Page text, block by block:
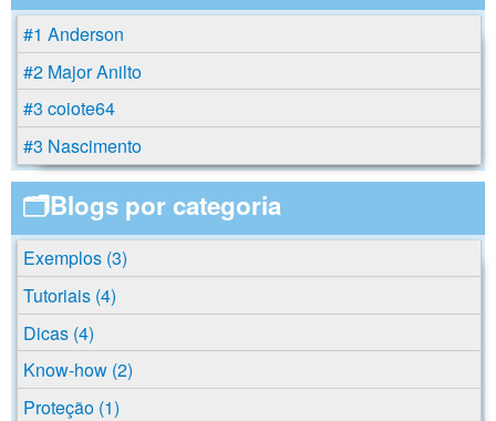
#1 Anderson
#2 Major Anilto
#3 coiote64
#3 Nascimento
🗂️Blogs por categoria
Exemplos (3)
Tutoriais (4)
Dicas (4)
Know-how (2)
Proteção (1)